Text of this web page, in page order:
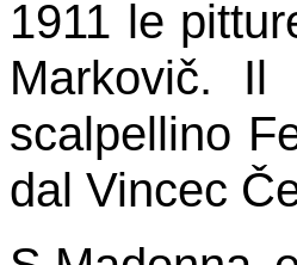
1911 le
Markovič. Il
scalpellino
dal Vincec